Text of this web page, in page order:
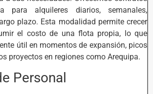
para alquileres diarios, semanales,
plazo. Esta modalidad permite crecer
el costo de una flota propia, lo que
útil en momentos de expansión, picos
proyectos en regiones como Arequipa.
Personal